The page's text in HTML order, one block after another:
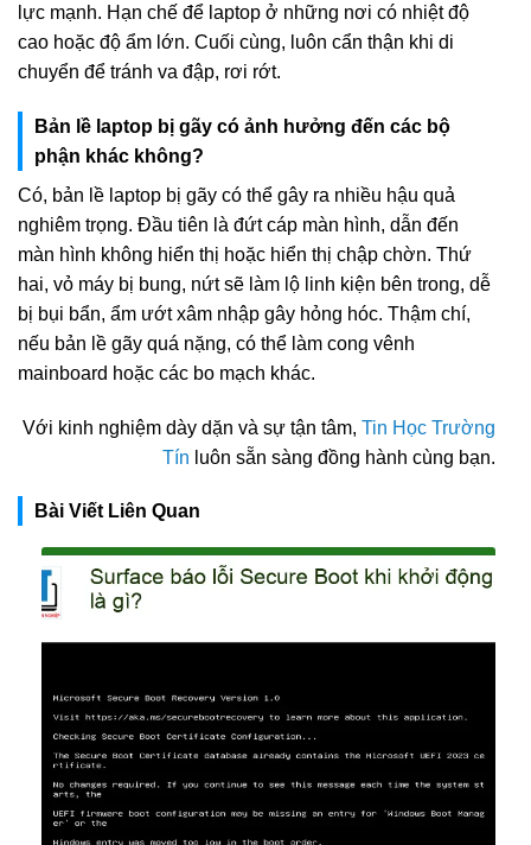
lực mạnh. Hạn chế để laptop ở những nơi có nhiệt độ
cao hoặc độ ẩm lớn. Cuối cùng, luôn cẩn thận khi di
chuyển để tránh va đập, rơi rớt.
Bản lề laptop bị gãy có ảnh hưởng đến các bộ
phận khác không?
Có, bản lề laptop bị gãy có thể gây ra nhiều hậu quả
nghiêm trọng. Đầu tiên là đứt cáp màn hình, dẫn đến
màn hình không hiển thị hoặc hiển thị chập chờn. Thứ
hai, vỏ máy bị bung, nứt sẽ làm lộ linh kiện bên trong, dễ
bị bụi bẩn, ẩm ướt xâm nhập gây hỏng hóc. Thậm chí,
nếu bản lề gãy quá nặng, có thể làm cong vênh
mainboard hoặc các bo mạch khác.
Với kinh nghiệm dày dặn và sự tận tâm, Tin Học Trường
Tín luôn sẵn sàng đồng hành cùng bạn.
Bài Viết Liên Quan